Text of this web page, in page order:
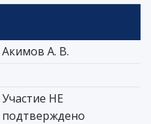
Акимов А. В.
Участие НЕ
подтверждено